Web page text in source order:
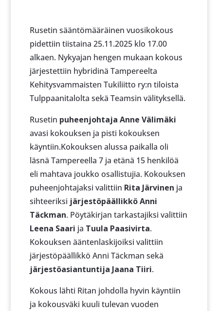
Rusetin sääntömääräinen vuosikokous
pidettiin tiistaina 25.11.2025 klo 17.00
alkaen. Nykyajan hengen mukaan kokous
järjestettiin hybridinä Tampereelta
Kehitysvammaisten Tukiliitto ry:n tiloista
Tulppaanitalolta sekä Teamsin välityksellä.
Rusetin puheenjohtaja Anne Välimäki
avasi kokouksen ja pisti kokouksen
käyntiin.Kokouksen alussa paikalla oli
läsnä Tampereella 7 ja etänä 15 henkilöä
eli mahtava joukko osallistujia. Kokouksen
puheenjohtajaksi valittiin Rita Järvinen ja
sihteeriksi järjestöpäällikköAnni
Täckman. Pöytäkirjan tarkastajiksi valittiin
Leena Saari ja Tuula Paasivirta.
Kokouksen ääntenlaskijoiksi valittiin
järjestöpäällikkö Anni Täckman sekä
järjestöasiantuntija Jaana Tiiri.
Kokous lähti Ritan johdolla hyvin käyntiin
ja kokousväki kuuli tulevan vuoden